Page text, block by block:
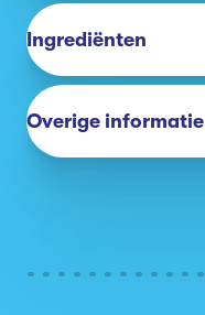
Ingrediënten
Overige informatie